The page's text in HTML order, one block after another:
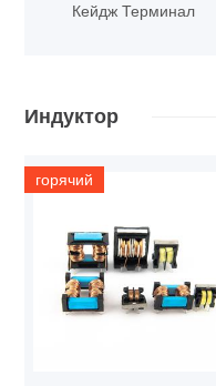
Кейдж Терминал
Индуктор
горячий